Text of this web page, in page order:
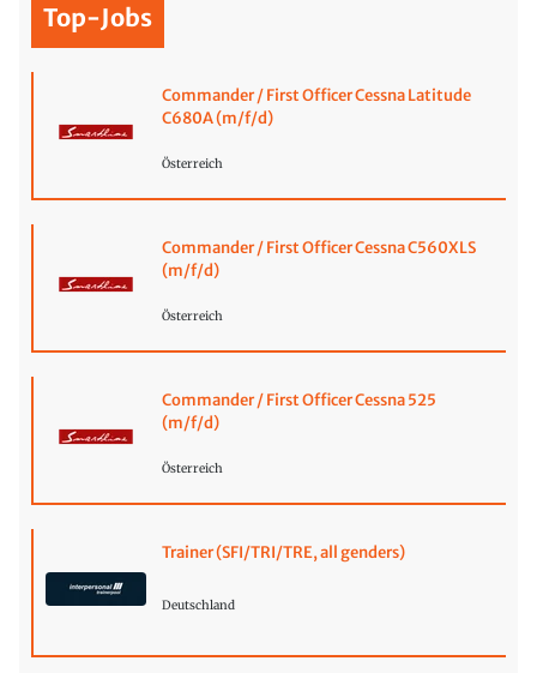
Top-Jobs
Commander / First Officer Cessna Latitude
C680A (m/f/d)
Österreich
Commander / First Officer Cessna C560XLS
(m/f/d)
Österreich
Commander / First Officer Cessna 525
(m/f/d)
Österreich
Trainer (SFI/TRI/TRE, all genders)
Deutschland